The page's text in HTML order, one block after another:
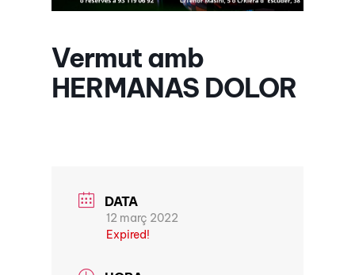
Vermut amb
HERMANAS DOLOR
DATA
12 març 2022
Expired!